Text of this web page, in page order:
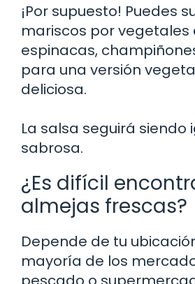
¡Por supuesto! Puedes
mariscos por vegetales
espinacas,
para una versión
deliciosa.
La salsa seguirá siendo
sabrosa.
¿Es difícil
almejas frescas?
Depende de tu
mayoría de los